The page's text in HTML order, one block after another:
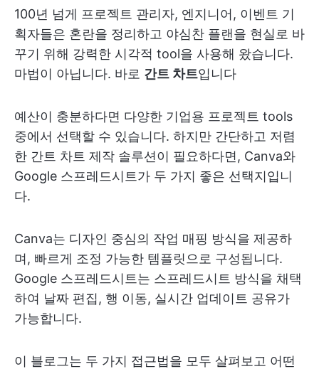
100년 넘게 프로젝트 관리자, 엔지니어, 이벤트 기
획자들은 혼란을 정리하고 야심찬 플랜을 현실로 바
꾸기 위해 강력한 시각적 tool을 사용해 왔습니다.
마법이 아닙니다. 바로 간트 차트입니다
예산이 충분하다면 다양한 기업용 프로젝트 tools
중에서 선택할 수 있습니다. 하지만 간단하고 저렴
한 간트 차트 제작 솔루션이 필요하다면, Canva와
Google 스프레드시트가 두 가지 좋은 선택지입니
다.
Canva는 디자인 중심의 작업 매핑 방식을 제공하
며, 빠르게 조정 가능한 템플릿으로 구성됩니다.
Google 스프레드시트는 스프레드시트 방식을 채택
하여 날짜 편집, 행 이동, 실시간 업데이트 공유가
가능합니다.
이 블로그는 두 가지 접근법을 모두 살펴보고 어떤